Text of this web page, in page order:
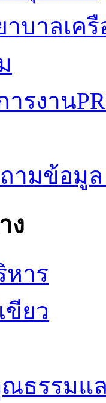
บาลเค
รงาน
ามข้อมูล
ง
หาร
ขียว
ธรรมแ